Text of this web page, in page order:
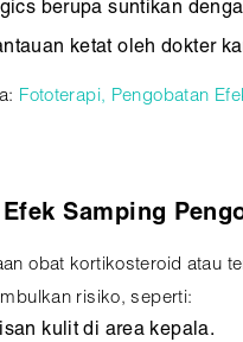
berupa suntikan
ketat oleh dokter
Fototerapi, Pengobatan
Samping
obat kortikosteroid atau
risiko, seperti:
kulit di area kepala.